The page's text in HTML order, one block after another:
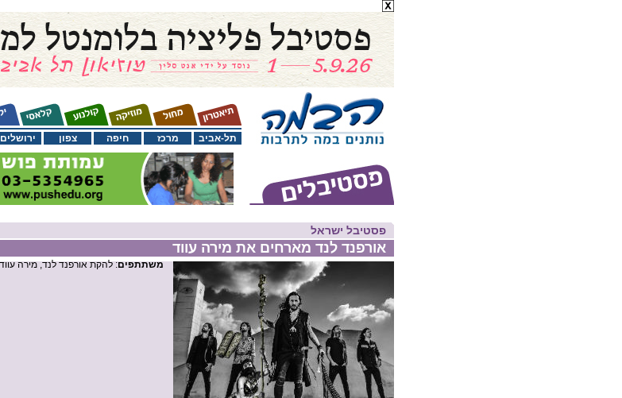
ירושלים צפון חיפה מרכז תל-אביב
פסטיבל ישראל
אורפנד לנד מארחים את מירה עווד
משתתפים: להקת אורפנד לנד, מירה עווד